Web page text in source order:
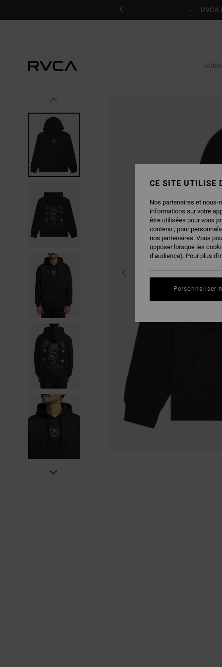
RVCA
CE SITE UTILISE
Nos partenaires et
informations sur votre
être utilisées pour vous
contenu ; pour
nos partenaires. Vous
opposer lorsque les
d’audience). Pour plus
Personnaliser